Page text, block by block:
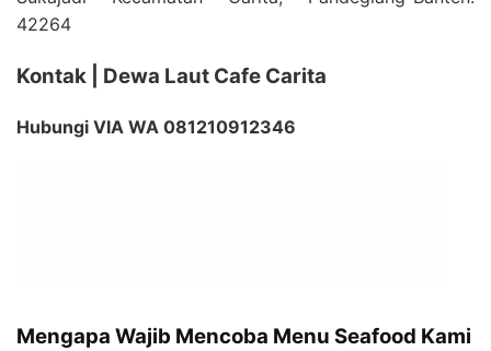
42264
Kontak | Dewa Laut Cafe Carita
Hubungi VIA WA 081210912346
Mengapa Wajib Mencoba Menu Seafood Kami